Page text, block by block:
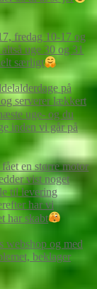
fredag 10-17 og
uge 30 og 31
særligt
på
serverer lækkert
uge- og du
inden vi går på
en større motor
vist noget
til levering
har vi
har skabt
webshop og med
beklager